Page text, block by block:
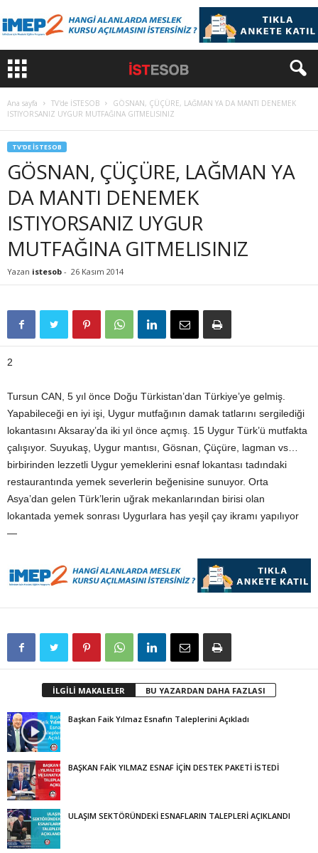
Ana sayfa TV'de İSTESOB
GÖSNAN, ÇÜÇÜRE, LAĞMAN YA DA MANTI DENEMEK
ISTIYORSANIZ UYGUR MUTFAĞINA GITMELISINIZ
TV'DE İSTESOB
GÖSNAN, ÇÜÇÜRE, LAĞMAN YA
DA MANTI DENEMEK
ISTIYORSANIZ UYGUR
MUTFAĞINA GITMELISINIZ
Yazan istesob - 26 Kasım 2014
2
Tursun CAN, 5 yıl önce Doğu Türkistan’dan Türkiye’ye gelmiş.
Yapabileceği en iyi işi, Uygur mutfağının damak tatlarını sergilediği
lokantasını Aksaray’da iki yıl önce açmış. 15 Uygur Türk’ü mutfakta
çalışıyor. Suyukaş, Uygur mantısı, Gösnan, Çüçüre, lagman vs…
birbirinden lezzetli Uygur yemeklerini esnaf lokantası tadındaki
restaurantında yemek severlerin beğenisine sunuyor. Orta
Asya’dan gelen Türk’lerin uğrak mekanlarından birisi olan
lokantada yemek sonrası Uygurlara has yeşil çay ikramı yapılıyor
—
İLGİLİ MAKALELER BU YAZARDAN DAHA FAZLASI
Başkan Faik Yılmaz Esnafın Taleplerini Açıkladı
BAŞKAN FAİK YILMAZ ESNAF İÇİN DESTEK PAKETİ İSTEDİ
ULAŞIM SEKTÖRÜNDEKİ ESNAFLARIN TALEPLERİ AÇIKLANDI